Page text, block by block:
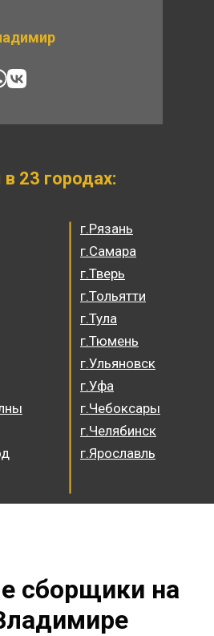
г.Рязань
г.Самара
г.Тверь
г.Тольятти
г.Тула
г.Тюмень
г.Ульяновск
г.Уфа
г.Чебоксары
г.Челябинск
г.Ярославль
23 городах:
сборщики на